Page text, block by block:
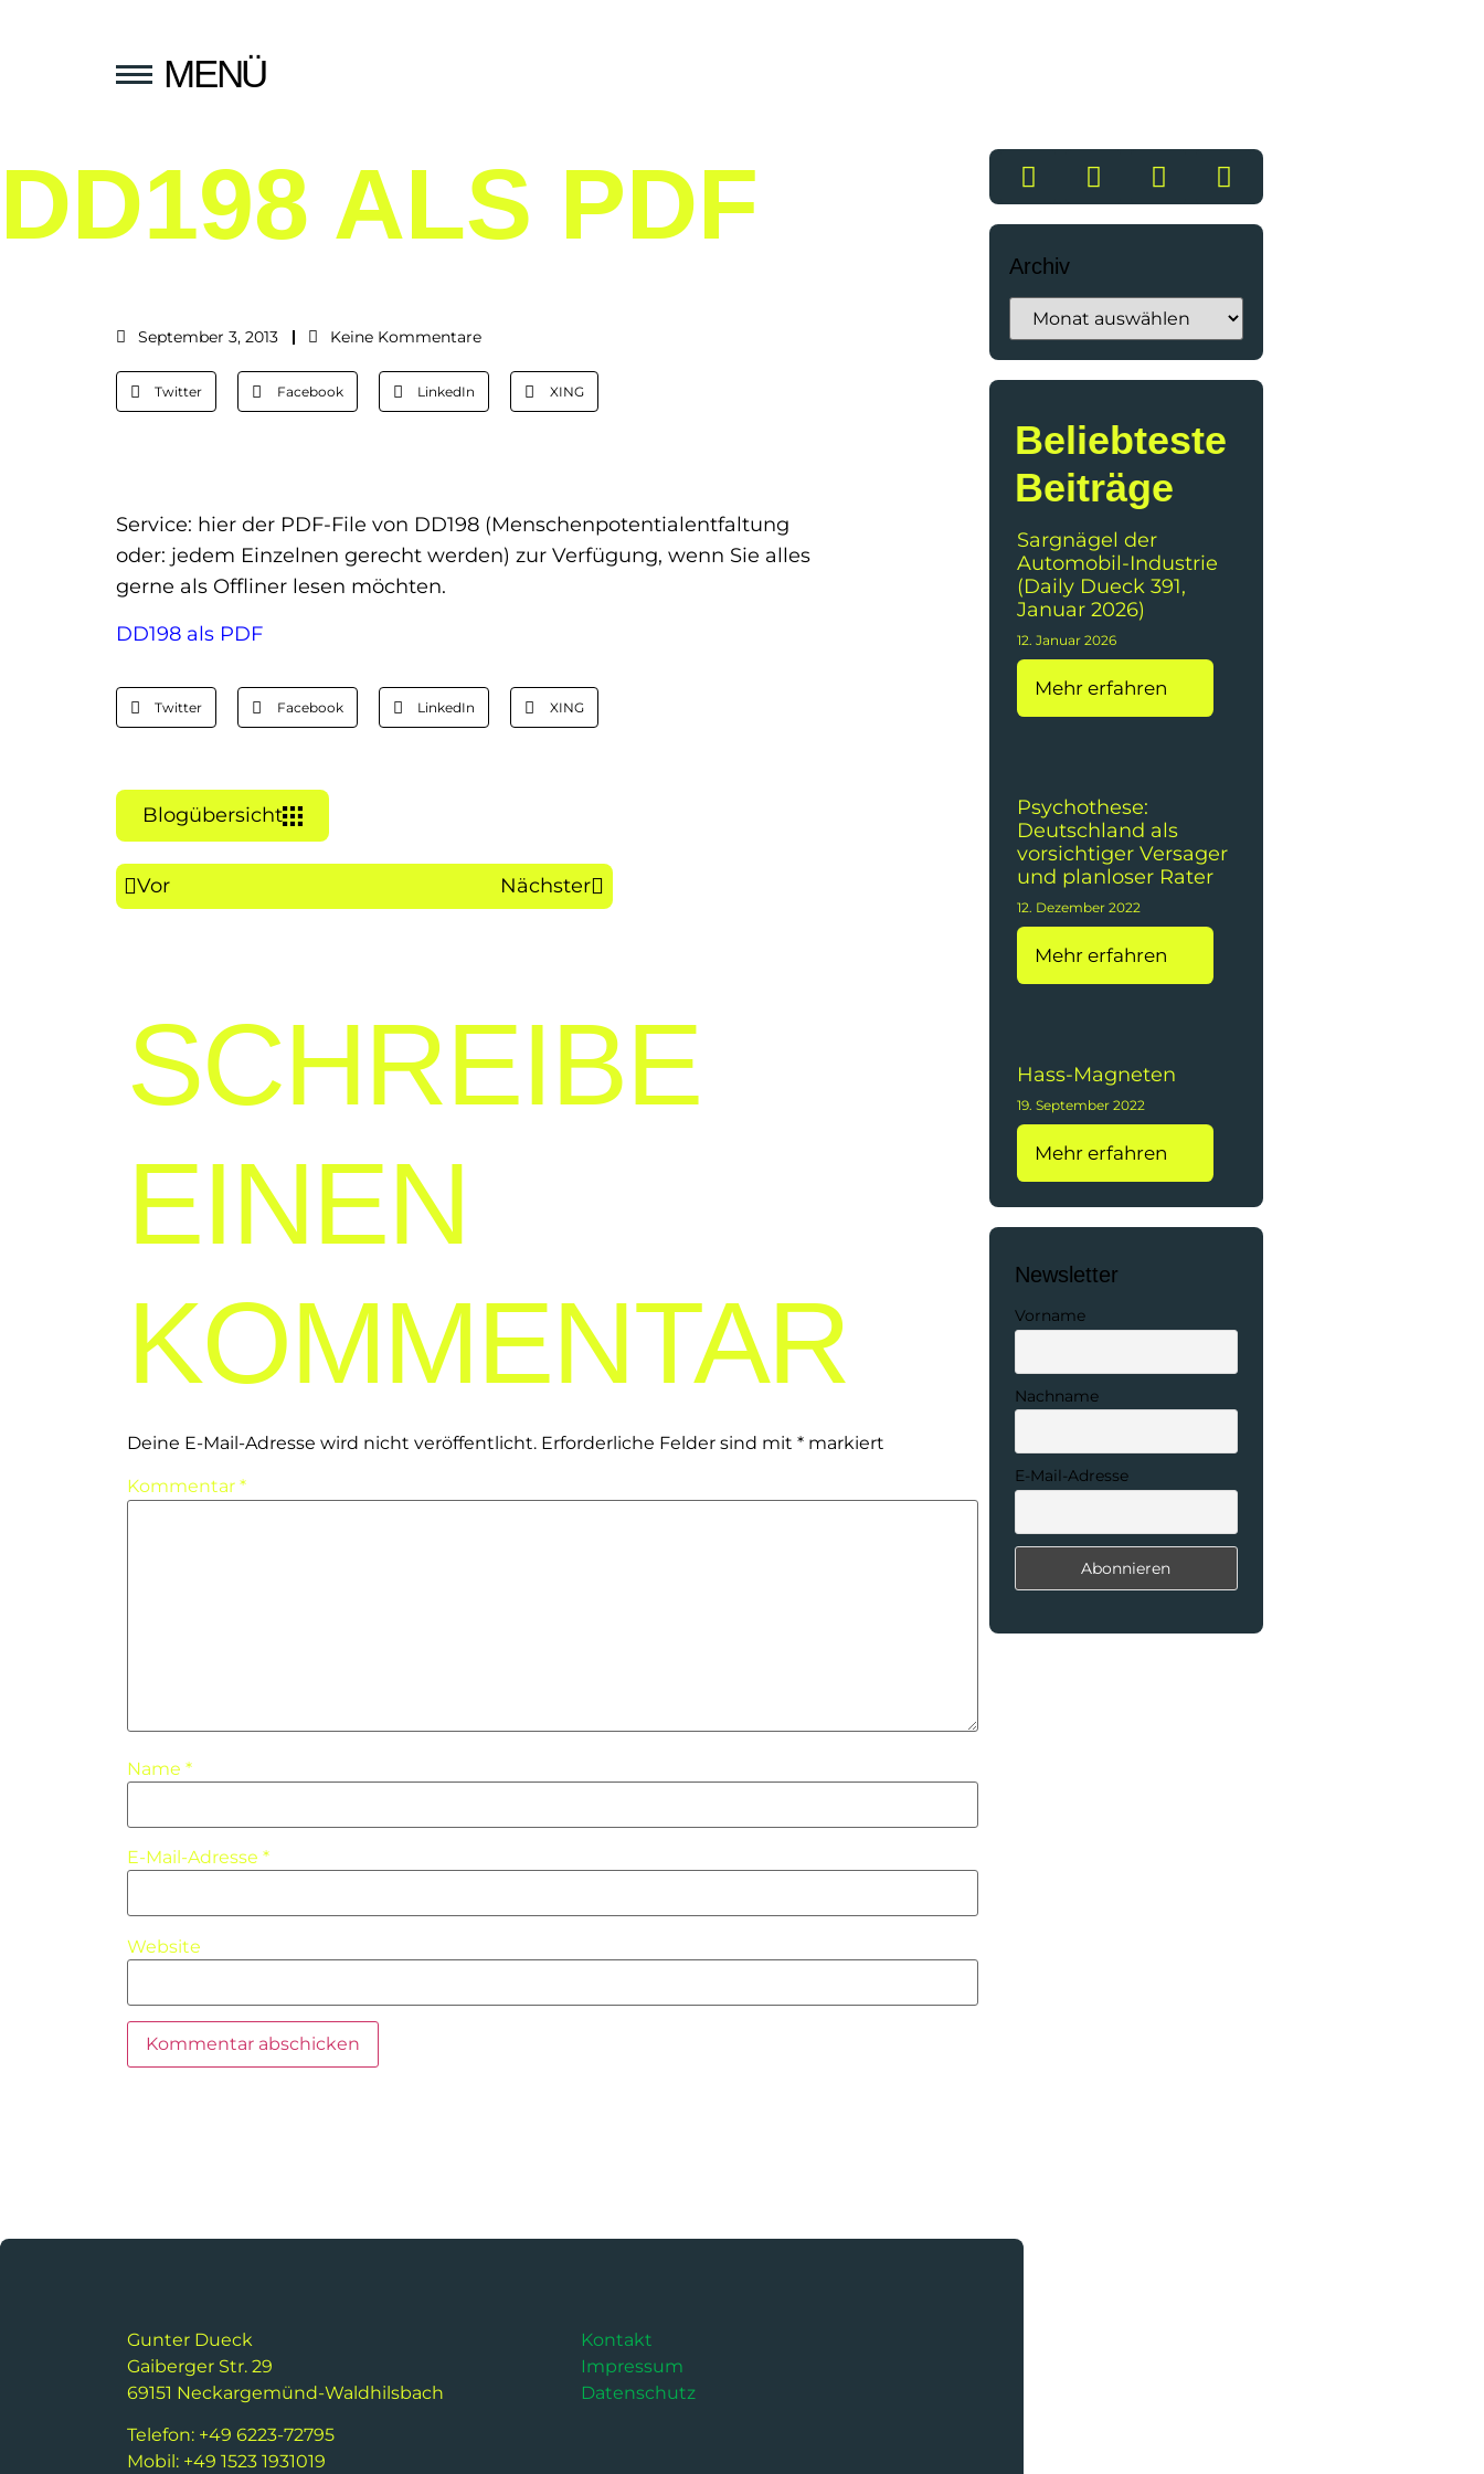
MENÜ
DD198 ALS PDF
September 3, 2013 Keine Kommentare
Twitter Facebook LinkedIn XING
Service: hier der PDF-File von DD198 (Menschenpotentialentfaltung
oder: jedem Einzelnen gerecht werden) zur Verfügung, wenn Sie alles
gerne als Offliner lesen möchten.
DD198 als PDF
Twitter Facebook LinkedIn XING
Blogübersicht
Vor Nächster
SCHREIBE
EINEN
KOMMENTAR
Deine E-Mail-Adresse wird nicht veröffentlicht. Erforderliche Felder sind mit * markiert
Kommentar *
Name *
E-Mail-Adresse *
Website
Archiv
Beliebteste
Beiträge
Sargnägel der
Automobil-Industrie
(Daily Dueck 391,
Januar 2026)
12. Januar 2026
Mehr erfahren
Psychothese:
Deutschland als
vorsichtiger Versager
und planloser Rater
12. Dezember 2022
Mehr erfahren
Hass-Magneten
19. September 2022
Mehr erfahren
Newsletter
Vorname
Nachname
E-Mail-Adresse
Gunter Dueck
Gaiberger Str. 29
69151 Neckargemünd-Waldhilsbach
Telefon: +49 6223-72795
Mobil: +49 1523 1931019
Kontakt
Impressum
Datenschutz